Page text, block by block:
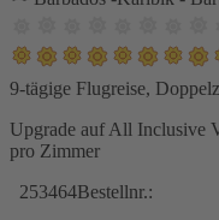
9-tägige Flugreise,
Upgrade auf All Inclusive
pro Zimmer
253464Bestellnr.: